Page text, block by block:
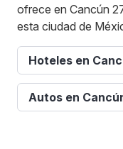
ofrece en Cancún
esta ciudad de
Hoteles en
Autos en